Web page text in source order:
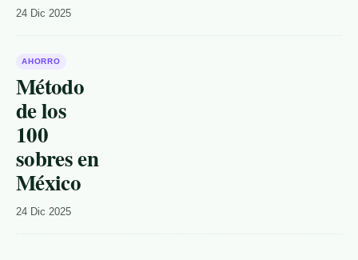
24 Dic 2025
AHORRO
Método
de los
100
sobres en
México
24 Dic 2025